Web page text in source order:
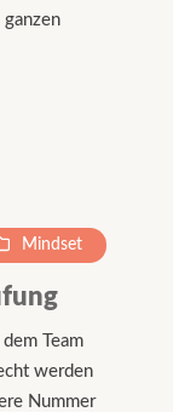
Mindset
Team
werden
Nummer